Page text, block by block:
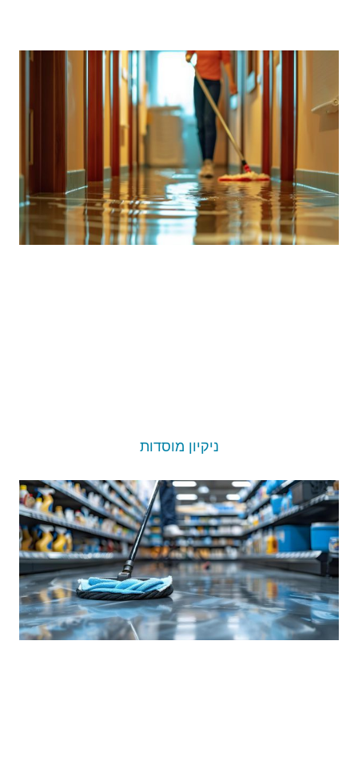
ניקיון מוסדות